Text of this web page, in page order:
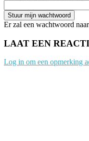
Er zal een wachtwoord
LAAT EEN
Log in om een opmerking